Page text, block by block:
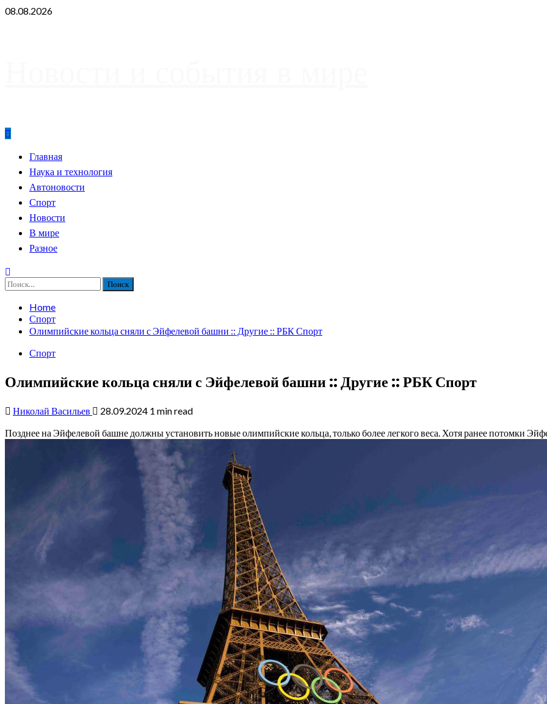
Skip
08.08.2026
PrimaryГлавная
Наука и технология
Автоновости
Спорт
Новости
В мире
Разное
Найти:
Home
Спорт
Олимпийские кольца сняли с Эйфелевой башни :: Другие :: РБК Спорт
Спорт
Олимпийские кольца сняли с Эйфелевой башни :: Другие :: РБК Спорт
Николай Васильев 28.09.2024 1 min read
Позднее на Эйфелевой башне должны установить новые олимпийские кольца, только более легкого веса. Хотя ранее потомки